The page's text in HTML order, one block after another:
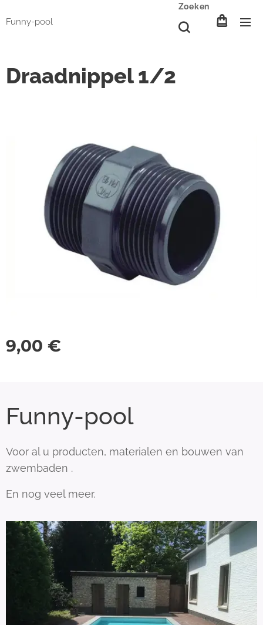
Funny-pool
Zoeken
Draadnippel 1/2
9,00 €
Funny-pool
Voor al u producten, materialen en bouwen van
zwembaden .
En nog veel meer.